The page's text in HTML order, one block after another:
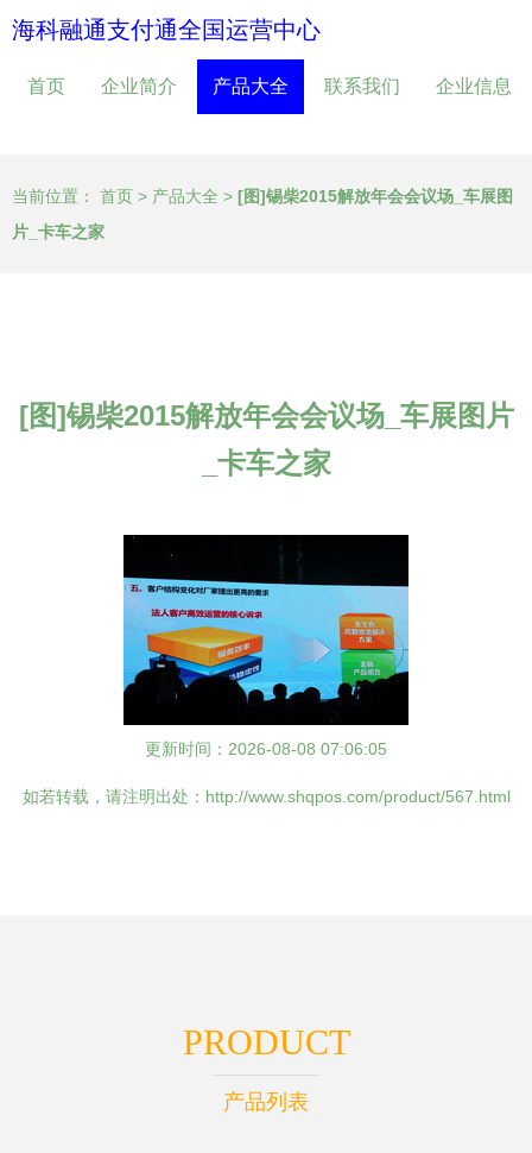
海科融通支付通全国运营中心
首页 企业简介 产品大全 联系我们 企业信息
当前位置： 首页 > 产品大全 > [图]锡柴2015解放年会会议场_车展图
片_卡车之家
[图]锡柴2015解放年会会议场_车展图片
_卡车之家
更新时间：2026-08-08 07:06:05
如若转载，请注明出处：http://www.shqpos.com/product/567.html
PRODUCT
产品列表